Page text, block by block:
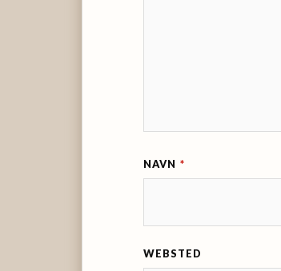
NAVN *
WEBSTED